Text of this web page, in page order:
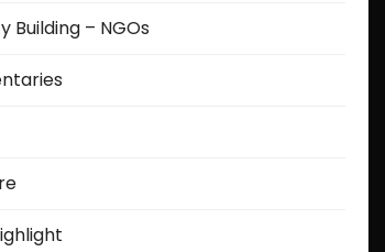
Building – NGOs